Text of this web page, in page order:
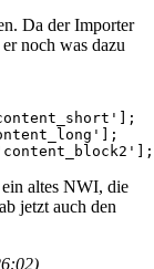
Da der Importer
noch was dazu
altes NWI, die
jetzt auch den